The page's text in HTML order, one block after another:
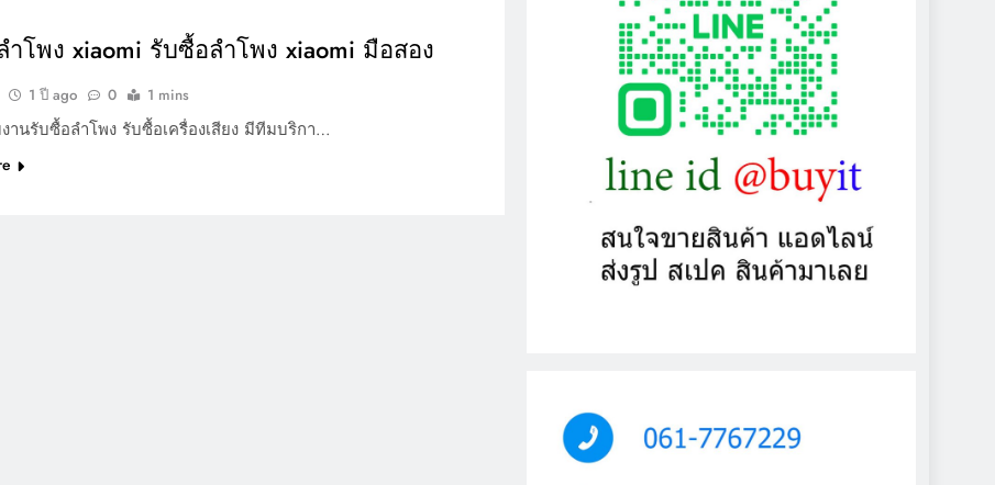
โพง xiaomi รับซื้อลำโพง xiaomi มือสอง
1 ปี ago 0 1 mins
านรับซื้อลำโพง รับซื้อเครื่องเสียง มีทีมบริกา…